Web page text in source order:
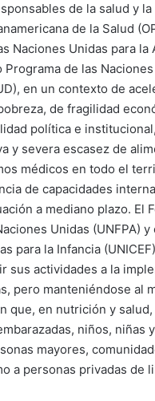
de la salud y
de la Salud
Naciones Unidas para la
Programa de las
en un contexto de
de fragilidad
política e
y severa escasez de
médicos en todo el
de capacidades
a mediano plazo. El
Unidas (UNFPA) y
para la Infancia
sus actividades a la
pero manteniéndose al
que, en nutrición y
niños, niñas y
mayores,
a personas privadas de